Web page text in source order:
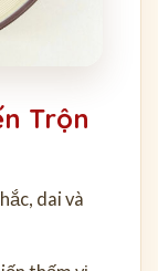
Trộn
dai và